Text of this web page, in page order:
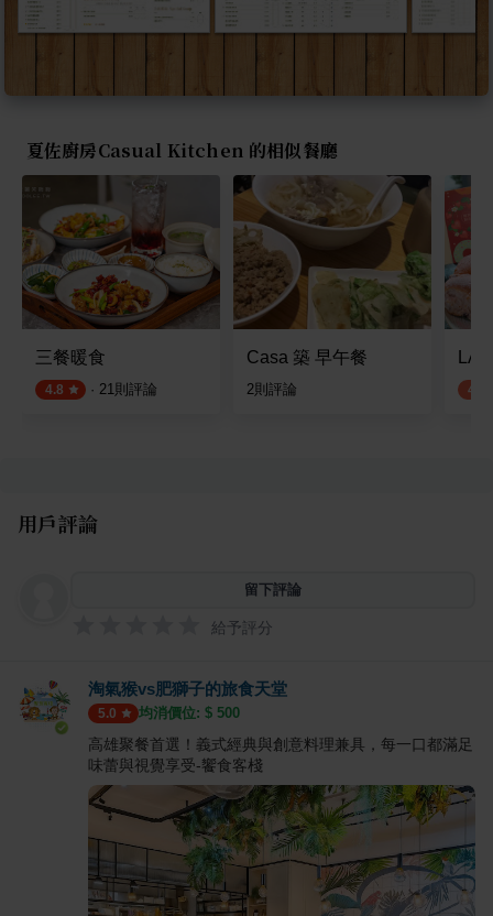
夏佐廚房Casual Kitchen 的相似餐廳
三餐暖食
4.8 · 21則評論
Casa 築 早午餐
2則評論
LA
4.1
用戶評論
留下評論
給予評分
淘氣猴vs肥獅子的旅食天堂
5.0 均消價位: $ 500
高雄聚餐首選！義式經典與創意料理兼具，每一口都滿足
味蕾與視覺享受-饗食客棧